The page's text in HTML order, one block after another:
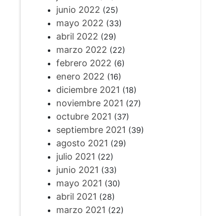
junio 2022 (25)
mayo 2022 (33)
abril 2022 (29)
marzo 2022 (22)
febrero 2022 (6)
enero 2022 (16)
diciembre 2021 (18)
noviembre 2021 (27)
octubre 2021 (37)
septiembre 2021 (39)
agosto 2021 (29)
julio 2021 (22)
junio 2021 (33)
mayo 2021 (30)
abril 2021 (28)
marzo 2021 (22)